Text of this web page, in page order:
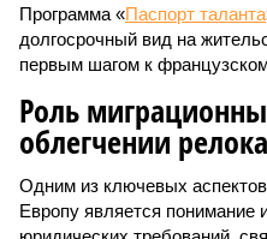
Программа «Паспорт таланта
долгосрочный вид на
первым шагом к
Роль
облегчении
Одним из ключевых
Европу является понимание